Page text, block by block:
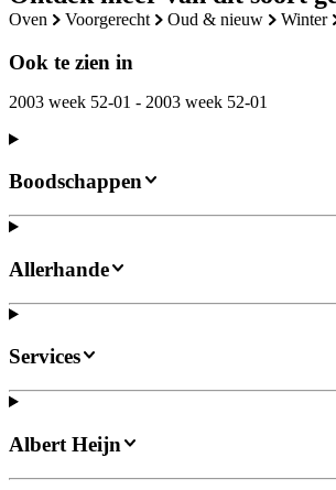
oven voorgerecht oud & nieuw winter
Ook te zien in
2003 week 52-01 - 2003 week 52-01
Boodschappen
Allerhande
Services
Albert Heijn